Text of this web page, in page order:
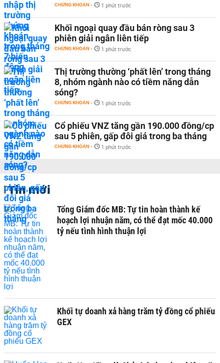
CHỨNG KHOÁN - 1 phút trước
Khối ngoại quay đầu bán ròng sau 3
phiên giải ngân liên tiếp
CHỨNG KHOÁN - 1 phút trước
Thị trường thường ‘phất lên’ trong tháng
8, nhóm ngành nào có tiềm năng dẫn
sóng?
CHỨNG KHOÁN - 1 phút trước
Cổ phiếu VNZ tăng gần 190.000 đồng/cp
sau 5 phiên, gấp đôi giá trong ba tháng
CHỨNG KHOÁN - 1 phút trước
Tin mới
Tổng Giám đốc MB: Tự tin hoàn thành kế
hoạch lợi nhuận năm, có thể đạt mốc 40.000
tỷ nếu tình hình thuận lợi
Khối tự doanh xả hàng trăm tỷ đồng cổ phiếu
GEX